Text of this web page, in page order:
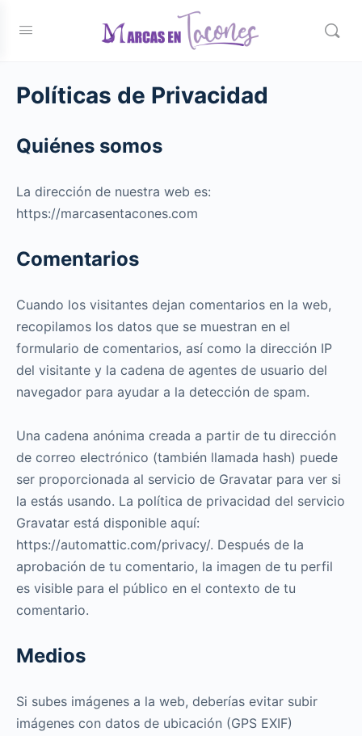
Políticas de Privacidad
Quiénes somos
La dirección de nuestra web es:
https://marcasentacones.com
Comentarios
Cuando los visitantes dejan comentarios en la web,
recopilamos los datos que se muestran en el
formulario de comentarios, así como la dirección IP
del visitante y la cadena de agentes de usuario del
navegador para ayudar a la detección de spam.
Una cadena anónima creada a partir de tu dirección
de correo electrónico (también llamada hash) puede
ser proporcionada al servicio de Gravatar para ver si
la estás usando. La política de privacidad del servicio
Gravatar está disponible aquí:
https://automattic.com/privacy/. Después de la
aprobación de tu comentario, la imagen de tu perfil
es visible para el público en el contexto de tu
comentario.
Medios
Si subes imágenes a la web, deberías evitar subir
imágenes con datos de ubicación (GPS EXIF)